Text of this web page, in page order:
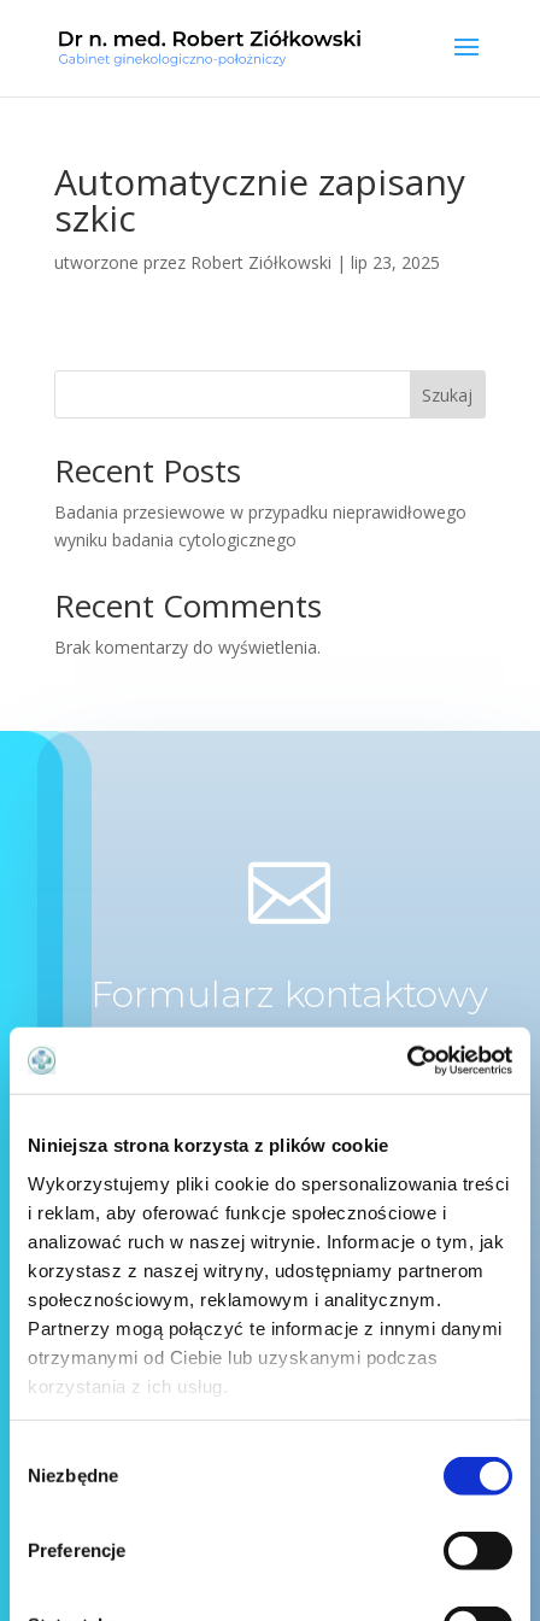
Niniejsza strona korzysta z plików cookie
Wykorzystujemy pliki cookie do spersonalizowania treści
i reklam, aby oferować funkcje społecznościowe i
analizować ruch w naszej witrynie. Informacje o tym, jak
korzystasz z naszej witryny, udostępniamy partnerom
społecznościowym, reklamowym i analitycznym.
Partnerzy mogą połączyć te informacje z innymi danymi
otrzymanymi od Ciebie lub uzyskanymi podczas
korzystania z ich usług.
zgody
Niezbędne
Preferencje
Automatycznie zapisany
szkic
utworzone przez Robert Ziółkowski | lip 23, 2025
Szukaj
Recent Posts
Badania przesiewowe w przypadku nieprawidłowego
wyniku badania cytologicznego
Recent Comments
Brak komentarzy do wyświetlenia.

Formularz kontaktowy
Wyślij wiadomość